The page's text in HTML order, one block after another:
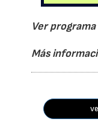
Ver
Más